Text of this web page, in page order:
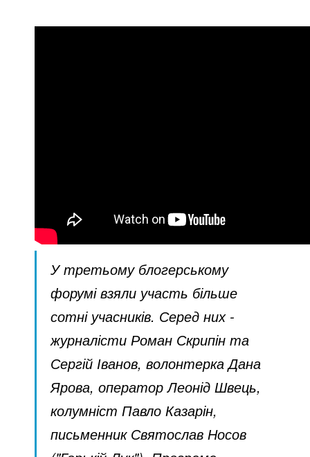
У третьому блогерському
форумі взяли участь більше
сотні учасників. Серед них -
журналісти Роман Скрипін та
Сергій Іванов, волонтерка Дана
Ярова, оператор Леонід Швець,
колумніст Павло Казарін,
письменник Святослав Носов